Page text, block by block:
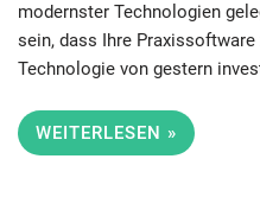
modernster Technologien
sein, dass Ihre
Technologie von gestern
WEITERLESEN »